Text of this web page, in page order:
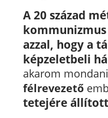
A 20 század
azzal, hogy a
képzeletbeli
akarom
félrevezető
tetejére